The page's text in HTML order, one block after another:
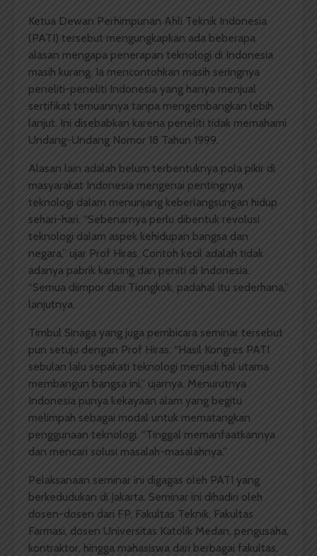
Ketua Dewan Perhimpunan Ahli Teknik Indonesia
(PATI) tersebut mengungkapkan ada beberapa
alasan mengapa penerapan teknologi di Indonesia
masih kurang. Ia mencontohkan masih seringnya
peneliti-peneliti Indonesia yang hanya menjual
sertifikat temuannya tanpa mengembangkan lebih
lanjut. Ini disebabkan karena peneliti tidak memahami
Undang-Undang Nomor 18 Tahun 1999.
Alasan lain adalah belum terbentuknya pola pikir di
masyarakat Indonesia mengenai pentingnya
teknologi dalam menunjang keberlangsungan hidup
sehari-hari. “Sebenarnya perlu dibentuk revolusi
teknologi dalam aspek kehidupan bangsa dan
negara,” ujar Prof Hiras. Contoh kecil adalah tidak
adanya pabrik kancing dan peniti di Indonesia.
“Semua diimpor dari Tiongkok, padahal itu sederhana,”
lanjutnya.
Timbul Sinaga yang juga pembicara seminar tersebut
pun setuju dengan Prof Hiras. “Hasil Kongres PATI
sebulan lalu sepakati teknologi menjadi hal utama
membangun bangsa ini,” ujarnya. Menurutnya
Indonesia punya kekayaan alam yang begitu
melimpah sebagai modal untuk mematangkan
penggunaan teknologi. “Tinggal memanfaatkannya
dan mencari solusi masalah-masalahnya.”
Pelaksanaan seminar ini digagas oleh PATI yang
berkedudukan di Jakarta. Seminar ini dihadiri oleh
dosen-dosen dari FP, Fakultas Teknik, Fakultas
Farmasi, dosen Universitas Katolik Medan, pengusaha,
kontraktor, hingga mahasiswa dari berbagai fakultas.